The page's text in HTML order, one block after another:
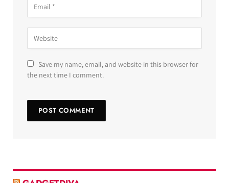
Save my name, email, and website in this browser for
the next time I comment.